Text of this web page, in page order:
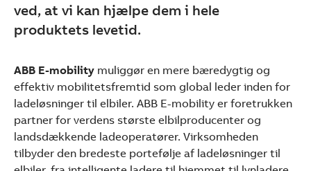
ved, at vi kan hjælpe dem i hele
produktets levetid.
ABB E-mobility muliggør en mere bæredygtig og
effektiv mobilitetsfremtid som global leder inden for
ladeløsninger til elbiler. ABB E-mobility er foretrukken
partner for verdens største elbilproducenter og
landsdækkende ladeoperatører. Virksomheden
tilbyder den bredeste portefølje af ladeløsninger til